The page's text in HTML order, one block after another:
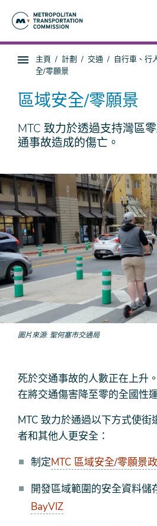
子
面
導
航
你
在
裡
主頁 計劃 交通 自行車、行
全/零願景
區域安全/零願景
MTC 致力於透過支持灣區
通事故造成的傷亡。
圖片來源 聖何塞市交通局
死於交通事故的人數正在上升
在將交通傷害降至零的全國性
MTC 致力於通過以下方式使街
者和其他人更安全：
制定MTC 區域安全/零願景
開發區域範圍的安全資料儲
BayVIZ